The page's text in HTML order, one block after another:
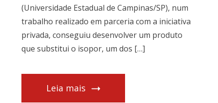
(Universidade Estadual de Campinas/SP), num
trabalho realizado em parceria com a iniciativa
privada, conseguiu desenvolver um produto
que substitui o isopor, um dos […]
Leia mais